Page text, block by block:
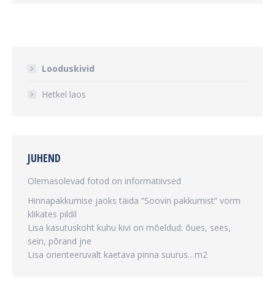
Looduskivid
Hetkel laos
JUHEND
Olemasolevad fotod on informatiivsed
Hinnapakkumise jaoks täida “Soovin pakkumist” vorm
klikates pildil
Lisa kasutuskoht kuhu kivi on mõeldud: õues, sees,
sein, põrand jne
Lisa orienteeruvalt kaetava pinna suurus…m2